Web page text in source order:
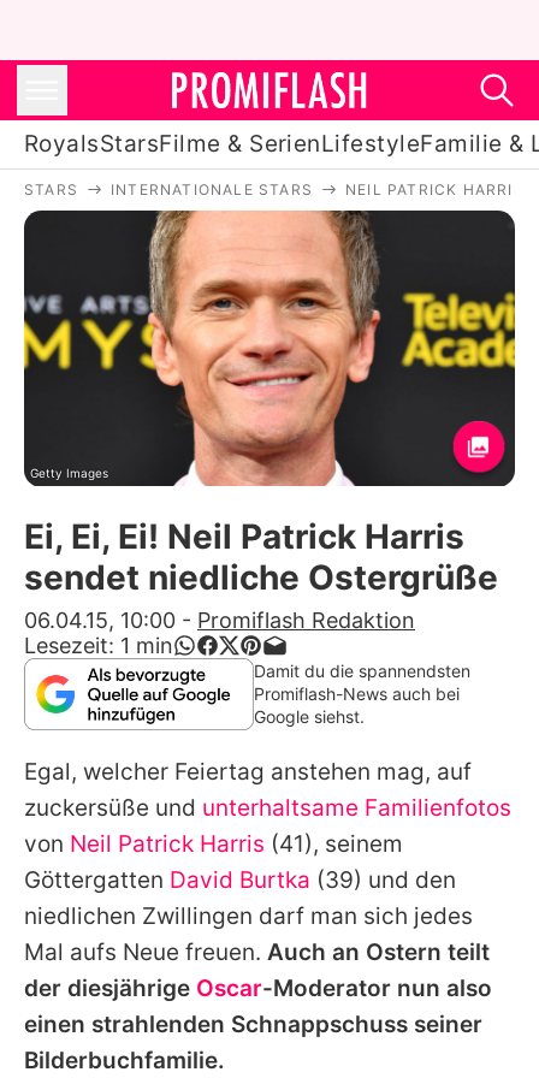
RoyalsStarsFilme & SerienLifestyleFamilie &
Royals
Stars
Filme & Serien
Lifestyle
Familie & Liebe
Promiflash Exklusiv
Alle Themen auf Promiflash
App runterladen
Team
Redaktionelle Richtlinien
Impressum
Datenschutzerklärung
Nutzungsbedingungen
Utiq verwalten
STARS INTERNATIONALE STARS NEIL PATRICK HARRIS
Getty Images
Ei, Ei, Ei! Neil Patrick Harris
sendet niedliche Ostergrüße
06.04.15, 10:00 - Promiflash Redaktion
Lesezeit: 1 min
Damit du die spannendsten
Promiflash-News auch bei
Google siehst.
Egal, welcher Feiertag anstehen mag, auf
zuckersüße und unterhaltsame Familienfotos
von Neil Patrick Harris (41), seinem
Göttergatten David Burtka (39) und den
niedlichen Zwillingen darf man sich jedes
Mal aufs Neue freuen. Auch an Ostern teilt
der diesjährige Oscar-Moderator nun also
einen strahlenden Schnappschuss seiner
Bilderbuchfamilie.